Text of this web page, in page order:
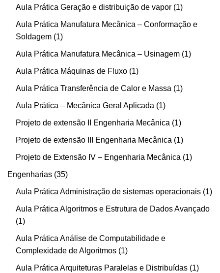
Aula Prática Geração e distribuição de vapor 1
Aula Prática Manufatura Mecânica – Conformação e
Soldagem 1
Aula Prática Manufatura Mecânica – Usinagem 1
Aula Prática Máquinas de Fluxo 1
Aula Prática Transferência de Calor e Massa 1
Aula Prática – Mecânica Geral Aplicada 1
Projeto de extensão II Engenharia Mecânica 1
Projeto de extensão III Engenharia Mecânica 1
Projeto de Extensão IV – Engenharia Mecânica 1
Engenharias 35
Aula Prática Administração de sistemas operacionais 1
Aula Prática Algoritmos e Estrutura de Dados Avançado
1
Aula Prática Análise de Computabilidade e
Complexidade de Algoritmos 1
Aula Prática Arquiteturas Paralelas e Distribuídas 1